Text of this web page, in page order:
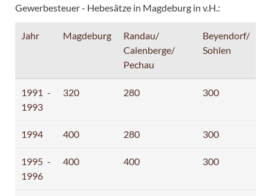
Gewerbesteuer - Hebesätze in Magdeburg in v.H.:
Jahr Magdeburg
Randau/
Calenberge/
Pechau
Beyendorf/
Sohlen
1991 -
1993
320 280 300
1994 400 280 300
1995 -
1996
400 400 300